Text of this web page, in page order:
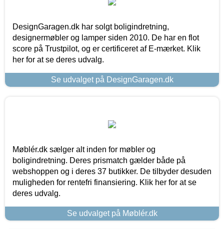
DesignGaragen.dk har solgt boligindretning,
designermøbler og lamper siden 2010. De har en flot
score på Trustpilot, og er certificeret af E-mærket. Klik
her for at se deres udvalg.
Se udvalget på DesignGaragen.dk
Møblér.dk sælger alt inden for møbler og
boligindretning. Deres prismatch gælder både på
webshoppen og i deres 37 butikker. De tilbyder desuden
muligheden for rentefri finansiering. Klik her for at se
deres udvalg.
Se udvalget på Møblér.dk